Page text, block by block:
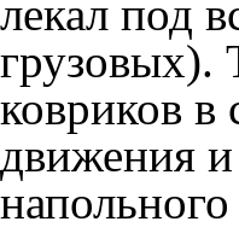
лекал под
грузовых).
ковриков
движения